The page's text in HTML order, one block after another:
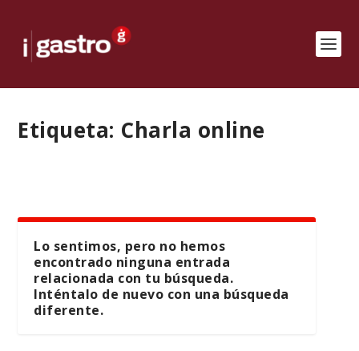
Etiqueta: Charla online
Lo sentimos, pero no hemos
encontrado ninguna entrada
relacionada con tu búsqueda.
Inténtalo de nuevo con una búsqueda
diferente.